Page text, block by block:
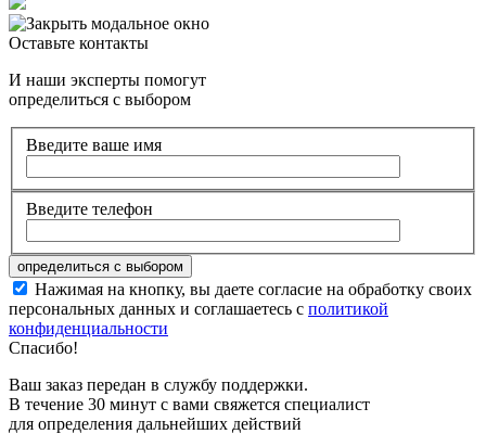
Оставьте контакты
И наши эксперты помогут
определиться с выбором
Введите ваше имя
Введите телефон
Нажимая на кнопку, вы даете согласие на обработку своих
персональных данных и соглашаетесь с политикой
конфиденциальности
Спасибо!
Ваш заказ передан в службу поддержки.
В течение 30 минут с вами свяжется специалист
для определения дальнейших действий